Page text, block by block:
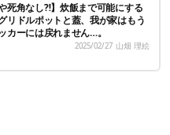
や死角なし⁈】炊飯まで可能にする
リドルポットと蓋、我が家はもう
カーには戻れません…。
2025/02/27 山畑 理絵